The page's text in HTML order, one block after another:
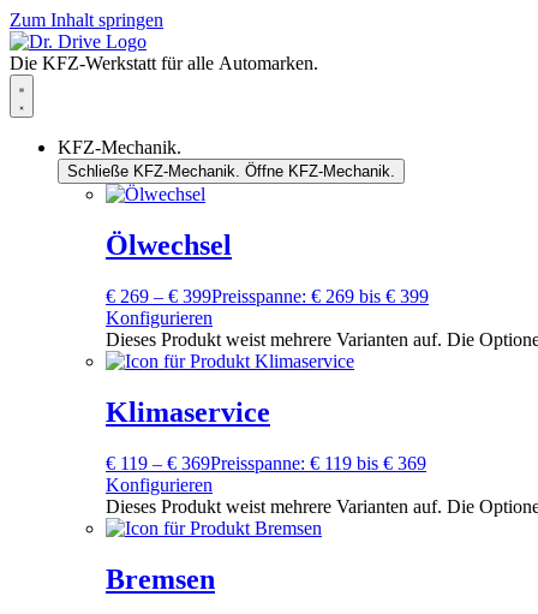
Zum Inhalt springen
Die KFZ-Werkstatt für alle Automarken.
KFZ-Mechanik.
Schließe KFZ-Mechanik. Öffne KFZ-Mechanik.
Ölwechsel
€ 269 – € 399Preisspanne: € 269 bis € 399
Konfigurieren
Dieses Produkt weist mehrere Varianten auf. Die
Klimaservice
€ 119 – € 369Preisspanne: € 119 bis € 369
Konfigurieren
Dieses Produkt weist mehrere Varianten auf. Die
Bremsen